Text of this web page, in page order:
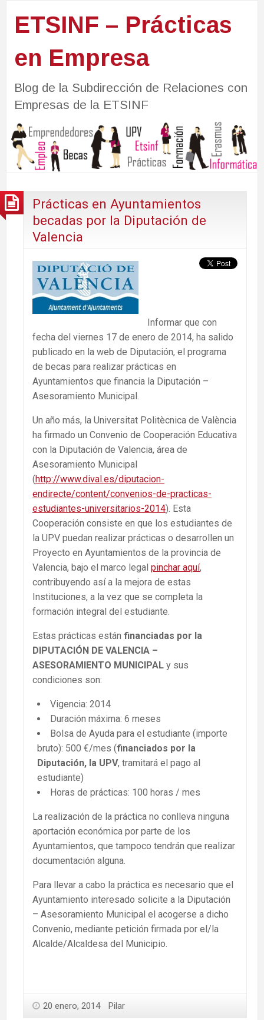
ETSINF – Prácticas
en Empresa
Blog de la Subdirección de Relaciones con
Empresas de la ETSINF
Prácticas en Ayuntamientos
becadas por la Diputación de
Valencia
Informar que con
fecha del viernes 17 de enero de 2014, ha salido
publicado en la web de Diputación, el programa
de becas para realizar prácticas en
Ayuntamientos que financia la Diputación –
Asesoramiento Municipal.
Un año más, la Universitat Politècnica de València
ha firmado un Convenio de Cooperación Educativa
con la Diputación de Valencia, área de
Asesoramiento Municipal
(http://www.dival.es/diputacion-
endirecte/content/convenios-de-practicas-
estudiantes-universitarios-2014). Esta
Cooperación consiste en que los estudiantes de
la UPV puedan realizar prácticas o desarrollen un
Proyecto en Ayuntamientos de la provincia de
Valencia, bajo el marco legal pinchar aquí,
contribuyendo así a la mejora de estas
Instituciones, a la vez que se completa la
formación integral del estudiante.
Estas prácticas están financiadas por la
DIPUTACIÓN DE VALENCIA –
ASESORAMIENTO MUNICIPAL y sus
condiciones son:
Vigencia: 2014
Duración máxima: 6 meses
Bolsa de Ayuda para el estudiante (importe
bruto): 500 €/mes (financiados por la
Diputación, la UPV, tramitará el pago al
estudiante)
Horas de prácticas: 100 horas / mes
La realización de la práctica no conlleva ninguna
aportación económica por parte de los
Ayuntamientos, que tampoco tendrán que realizar
documentación alguna.
Para llevar a cabo la práctica es necesario que el
Ayuntamiento interesado solicite a la Diputación
– Asesoramiento Municipal el acogerse a dicho
Convenio, mediante petición firmada por el/la
Alcalde/Alcaldesa del Municipio.
20 enero, 2014 Pilar